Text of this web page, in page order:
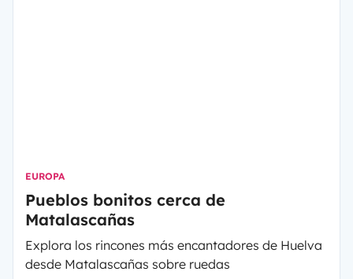
EUROPA
Pueblos bonitos cerca de
Matalascañas
Explora los rincones más encantadores de Huelva
desde Matalascañas sobre ruedas